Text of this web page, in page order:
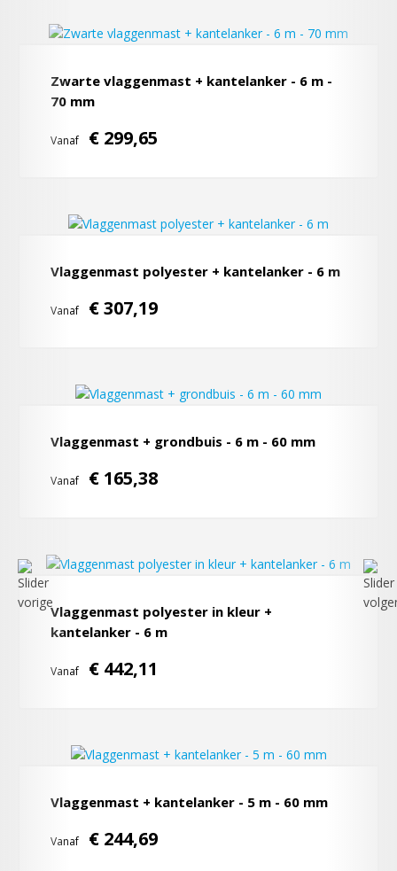
Zwarte vlaggenmast + kantelanker - 6 m -
70 mm
Vanaf € 299,65
Vlaggenmast polyester + kantelanker - 6 m
Vanaf € 307,19
Vlaggenmast + grondbuis - 6 m - 60 mm
Vanaf € 165,38
Vlaggenmast polyester in kleur +
kantelanker - 6 m
Vanaf € 442,11
Vlaggenmast + kantelanker - 5 m - 60 mm
Vanaf € 244,69